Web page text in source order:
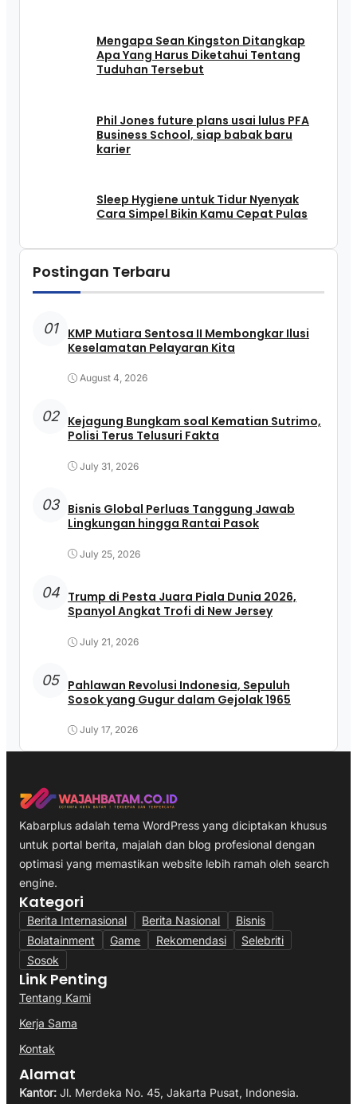
Mengapa Sean Kingston Ditangkap
Apa Yang Harus Diketahui Tentang
Tuduhan Tersebut
Phil Jones future plans usai lulus PFA
Business School, siap babak baru
karier
Sleep Hygiene untuk Tidur Nyenyak
Cara Simpel Bikin Kamu Cepat Pulas
Postingan Terbaru
01
KMP Mutiara Sentosa II Membongkar Ilusi
Keselamatan Pelayaran Kita
August 4, 2026
02 Kejagung Bungkam soal Kematian Sutrimo,
Polisi Terus Telusuri Fakta
July 31, 2026
03 Bisnis Global Perluas Tanggung Jawab
Lingkungan hingga Rantai Pasok
July 25, 2026
04 Trump di Pesta Juara Piala Dunia 2026,
Spanyol Angkat Trofi di New Jersey
July 21, 2026
05 Pahlawan Revolusi Indonesia, Sepuluh
Sosok yang Gugur dalam Gejolak 1965
July 17, 2026
Kabarplus adalah tema WordPress yang diciptakan khusus
untuk portal berita, majalah dan blog profesional dengan
optimasi yang memastikan website lebih ramah oleh search
engine.
Kategori
Berita Internasional Berita Nasional
Bisnis
Bolatainment
Game Rekomendasi
Selebriti
Sosok
Link Penting
Tentang Kami
Kerja Sama
Kontak
Alamat
Kantor: Jl. Merdeka No. 45, Jakarta Pusat, Indonesia.